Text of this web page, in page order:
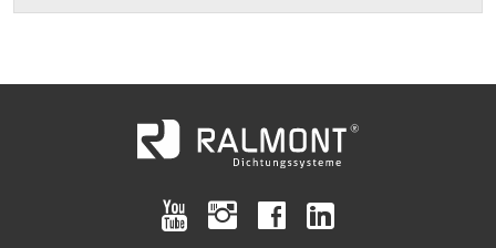
youtube instagram facebook linkedin